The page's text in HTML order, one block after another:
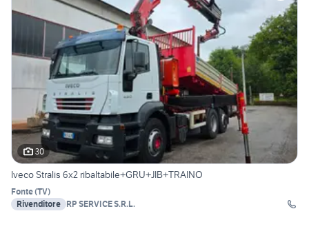
30
Iveco Stralis 6x2 ribaltabile+GRU+JIB+TRAINO
Fonte(TV)
Rivenditore RP SERVICE S.R.L.